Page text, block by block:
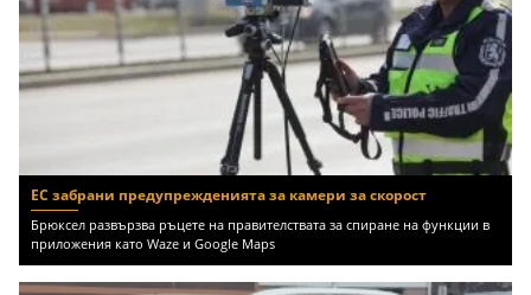
ЕС забрани предупрежденията за камери за скорост
Брюксел развързва ръцете на правителствата за спиране на функции в
приложения като Waze и Google Maps